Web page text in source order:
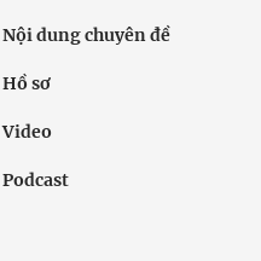
Nội dung chuyên đề
Hồ sơ
Video
Podcast